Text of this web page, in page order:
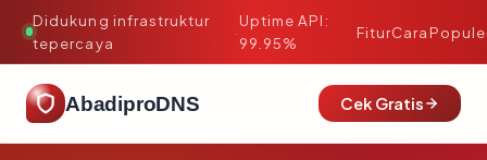
Didukung infrastruktur
tepercaya
·
Uptime API:
99.95%
FiturCara
AbadiproDNS Cek Gratis